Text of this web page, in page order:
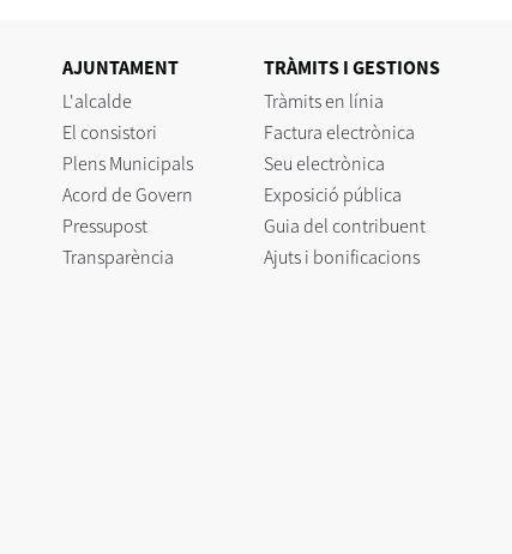
AJUNTAMENT
L'alcalde
El consistori
Plens Municipals
Acord de Govern
Pressupost
Transparència
TRÀMITS I GESTIONS
Tràmits en línia
Factura electrònica
Seu electrònica
Exposició pública
Guia del contribuent
Ajuts i bonificacions